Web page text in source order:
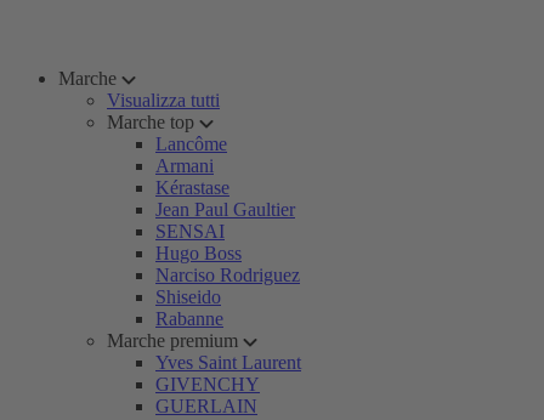
Marche
Visualizza tutti
Marche top
Lancôme
Armani
Kérastase
Jean Paul Gaultier
SENSAI
Hugo Boss
Narciso Rodriguez
Shiseido
Rabanne
Marche premium
Yves Saint Laurent
GIVENCHY
GUERLAIN